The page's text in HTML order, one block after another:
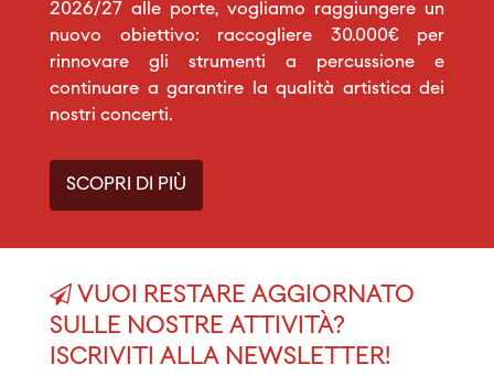
2026/27 alle porte, vogliamo raggiungere un
nuovo obiettivo: raccogliere 30.000€ per
rinnovare gli strumenti a percussione e
continuare a garantire la qualità artistica dei
nostri concerti.
SCOPRI DI PIÙ
VUOI RESTARE AGGIORNATO
SULLE NOSTRE ATTIVITÀ?
ISCRIVITI ALLA NEWSLETTER!